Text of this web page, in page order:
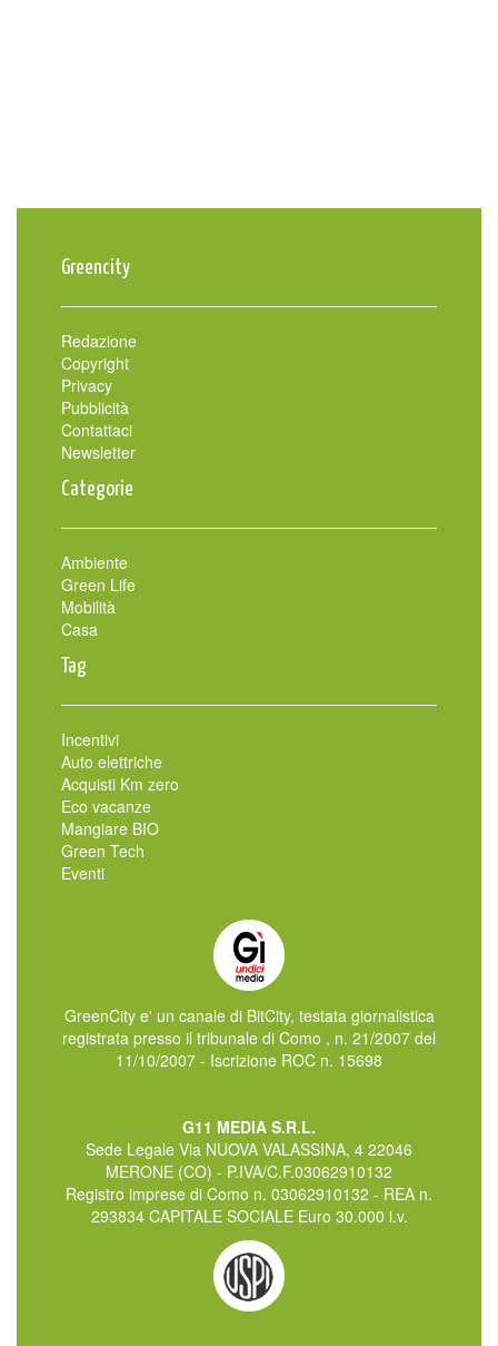
Greencity
Redazione
Copyright
Privacy
Pubblicità
Contattaci
Newsletter
Categorie
Ambiente
Green Life
Mobilità
Casa
Tag
Incentivi
Auto elettriche
Acquisti Km zero
Eco vacanze
Mangiare BIO
Green Tech
Eventi
GreenCity e' un canale di BitCity, testata giornalistica
registrata presso il tribunale di Como , n. 21/2007 del
11/10/2007 - Iscrizione ROC n. 15698
G11 MEDIA S.R.L.
Sede Legale Via NUOVA VALASSINA, 4 22046
MERONE (CO) - P.IVA/C.F.03062910132
Registro imprese di Como n. 03062910132 - REA n.
293834 CAPITALE SOCIALE Euro 30.000 i.v.